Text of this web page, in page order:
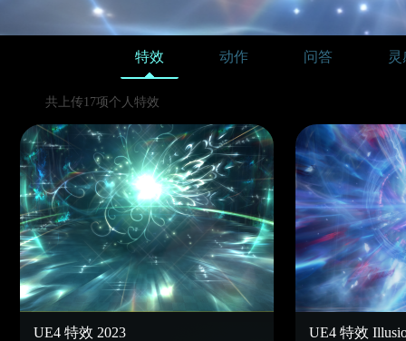
特效 动作 问答 灵
共上传17项个人特效
UE4 特效 2023 UE4 特效